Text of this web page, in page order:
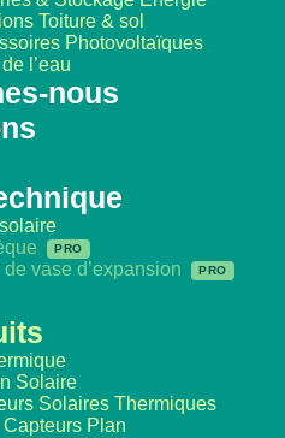
Toiture & sol
Photovoltaïques
l’eau
nous
vase d’expansion
Solaire
Solaires Thermiques
Capteurs Plan